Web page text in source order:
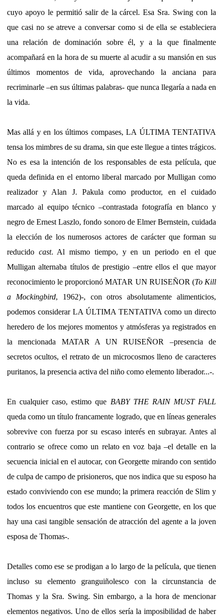
cuyo apoyo le permitió salir de la cárcel. Esa Sra. Swing con la
que casi no se atreve a conversar como si de ella se estableciera
una relación de dominación sobre él, y a la que finalmente
acompañará en la hora de su muerte al acudir a su mansión en sus
últimos momentos de vida, aprovechando la anciana para
recriminarle –en sus últimas palabras- que nunca llegaría a nada en
la vida.
Mas allá y en los últimos compases, LA ÚLTIMA TENTATIVA
tensa los mimbres de su drama, sin que este llegue a tintes trágicos.
No es esa la intención de los responsables de esta película, que
queda definida en el entorno liberal marcado por Mulligan como
realizador y Alan J. Pakula como productor, en el cuidado
marcado al equipo técnico –contrastada fotografía en blanco y
negro de Ernest Laszlo, fondo sonoro de Elmer Bernstein, cuidada
la elección de los numerosos actores de carácter que forman su
reducido cast. Al mismo tiempo, y en un periodo en el que
Mulligan alternaba títulos de prestigio –entre ellos el que mayor
reconocimiento le proporcionó MATAR UN RUISEÑOR (To Kill
a Mockingbird, 1962)-, con otros absolutamente alimenticios,
podemos considerar LA ÚLTIMA TENTATIVA como un directo
heredero de los mejores momentos y atmósferas ya registrados en
la mencionada MATAR A UN RUISEÑOR –presencia de
secretos ocultos, el retrato de un microcosmos lleno de caracteres
puritanos, la presencia activa del niño como elemento liberador...-.
En cualquier caso, estimo que BABY THE RAIN MUST FALL
queda como un título francamente logrado, que en líneas generales
sobrevive con fuerza por su escaso interés en subrayar. Antes al
contrario se ofrece como un relato en voz baja –el detalle en la
secuencia inicial en el autocar, con Georgette mirando con sentido
de culpa de campo de prisioneros, que nos indica que su esposo ha
estado conviviendo con ese mundo; la primera reacción de Slim y
todos los encuentros que este mantiene con Georgette, en los que
hay una casi tangible sensación de atracción del agente a la joven
esposa de Thomas-.
Detalles como ese se prodigan a lo largo de la película, que tienen
incluso su elemento granguiñolesco con la circunstancia de
Thomas y la Sra. Swing. Sin embargo, a la hora de mencionar
elementos negativos. Uno de ellos sería la imposibilidad de haber